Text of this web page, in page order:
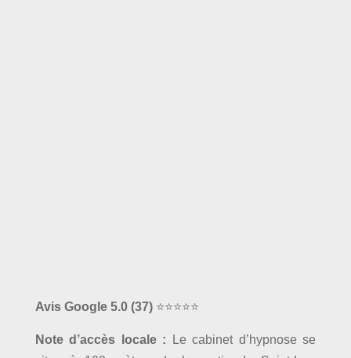
Avis Google 5.0 (37)⭐⭐⭐⭐⭐
Note d’accès locale : Le cabinet d’hypnose se